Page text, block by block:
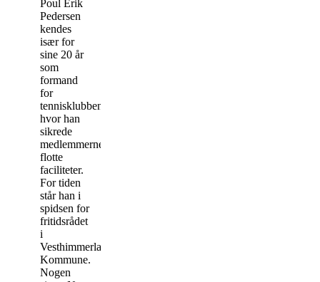
Poul Erik
Pedersen
kendes
især for
sine 20 år
som
formand
for
tennisklubben,
hvor han
sikrede
medlemmerne
flotte
faciliteter.
For tiden
står han i
spidsen for
fritidsrådet
i
Vesthimmerlands
Kommune.
Nogen